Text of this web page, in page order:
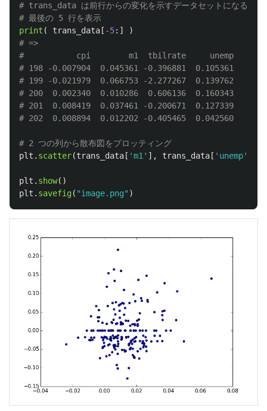
# trans_data は前行からの変化を示すデータセットになる
print ( trans_data [ -5:]
)
# =>
#           cpi        m1  tbilrate     unemp
# 198 -0.007904  0.045361 -0.396881  0.105361
# 199 -0.021979  0.066753 -2.277267  0.139762
# 200  0.002340  0.010286  0.606136  0.160343
# 201  0.008419  0.037461 -0.200671  0.127339
plt . scatter(trans_data [ 'm1 ' ], trans_data [ ' unemp'
plt . show()
plt . savefig( "image.png" )